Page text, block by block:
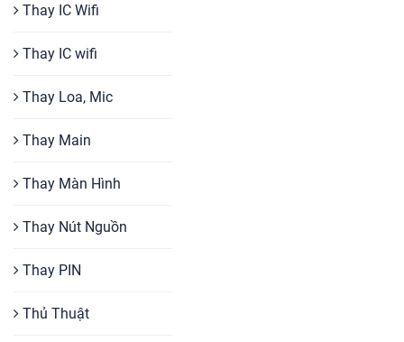
Thay IC Wifi
Thay IC wifi
Thay Loa, Mic
Thay Main
Thay Màn Hình
Thay Nút Nguồn
Thay PIN
Thủ Thuật